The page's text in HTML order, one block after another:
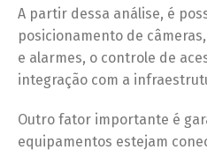
A partir dessa análise, é
posicionamento de
e alarmes, o controle de
integração com a
Outro fator importante é
equipamentos estejam